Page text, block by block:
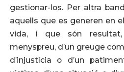
gestionar-los. Per altra
aquells que es generen en
vida, i que són resultat,
menyspreu, d’un greuge
d’injustícia o d’un